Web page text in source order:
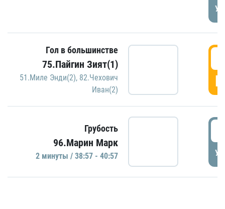
Гол в большинстве
75.Пайгин Зият(1)
51.Миле Энди(2), 82.Чехович
Иван(2)
Грубость
96.Марин Марк
2 минуты / 38:57 - 40:57